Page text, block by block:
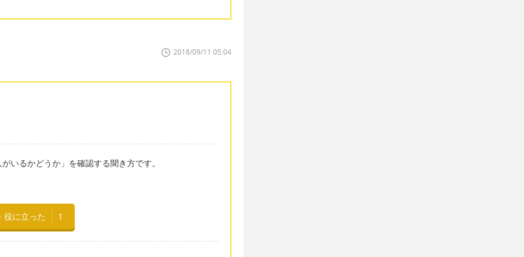
2018/09/11 05:04
いるかどうか」を確認する聞き方です。
役に立った 1